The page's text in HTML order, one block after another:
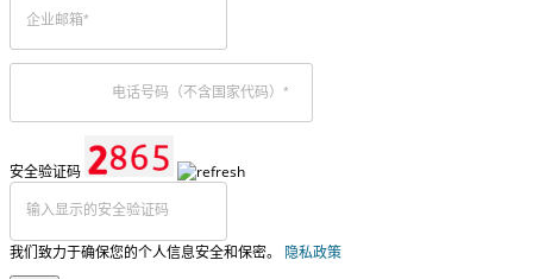
安全验证码
我们致力于确保您的个人信息安全和保密。 隐私政策